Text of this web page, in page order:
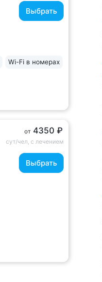
Выбрать
Wi-Fi в номерах
от 4350 ₽
сут/чел, с лечением
Выбрать